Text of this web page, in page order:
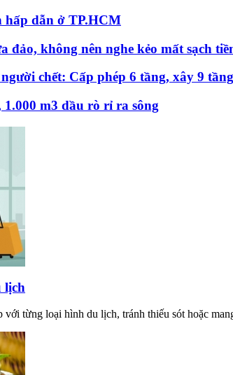
hấp dẫn ở TP.HCM
đảo, không nên nghe kẻo mất sạch
chết: Cấp phép 6 tầng, xây 9 tầng
m3 dầu rò rỉ ra sông
lịch
từng loại hình du lịch, tránh thiếu sót hoặc